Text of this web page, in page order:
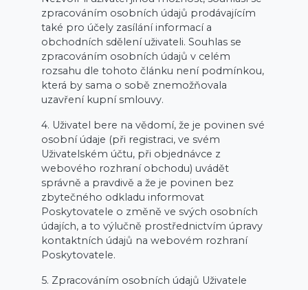
zpracováním osobních údajů prodávajícím
také pro účely zasílání informací a
obchodních sdělení uživateli. Souhlas se
zpracováním osobních údajů v celém
rozsahu dle tohoto článku není podmínkou,
která by sama o sobě znemožňovala
uzavření kupní smlouvy.
4. Uživatel bere na vědomí, že je povinen své
osobní údaje (při registraci, ve svém
Uživatelském účtu, při objednávce z
webového rozhraní obchodu) uvádět
správně a pravdivě a že je povinen bez
zbytečného odkladu informovat
Poskytovatele o změně ve svých osobních
údajích, a to výlučně prostřednictvím úpravy
kontaktních údajů na webovém rozhraní
Poskytovatele.
5. Zpracováním osobních údajů Uživatele